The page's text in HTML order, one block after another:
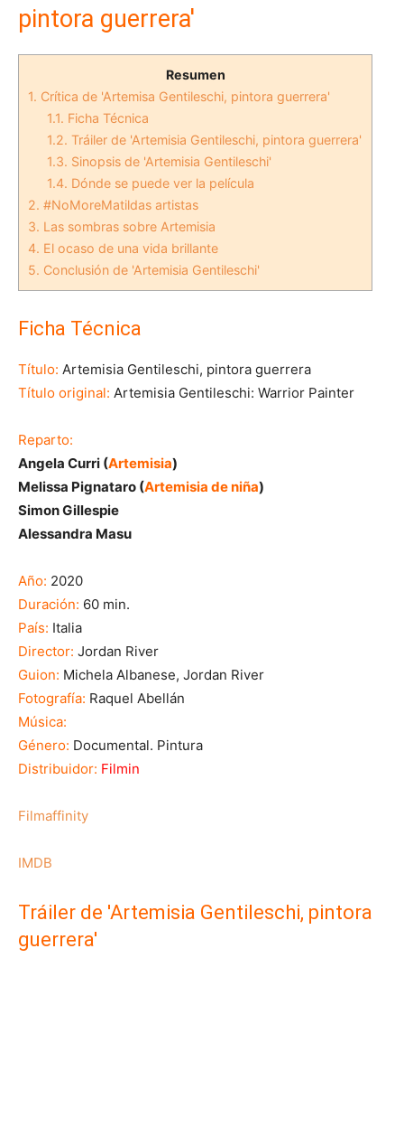
pintora guerrera'
Resumen
1. Crítica de 'Artemisa Gentileschi, pintora guerrera'
1.1. Ficha Técnica
1.2. Tráiler de 'Artemisia Gentileschi, pintora guerrera'
1.3. Sinopsis de 'Artemisia Gentileschi'
1.4. Dónde se puede ver la película
2. #NoMoreMatildas artistas
3. Las sombras sobre Artemisia
4. El ocaso de una vida brillante
5. Conclusión de 'Artemisia Gentileschi'
Ficha Técnica
Título: Artemisia Gentileschi, pintora guerrera
Título original: Artemisia Gentileschi: Warrior Painter
Reparto:
Angela Curri (Artemisia)
Melissa Pignataro (Artemisia de niña)
Simon Gillespie
Alessandra Masu
Año: 2020
Duración: 60 min.
País: Italia
Director: Jordan River
Guion: Michela Albanese, Jordan River
Fotografía: Raquel Abellán
Música:
Género: Documental. Pintura
Distribuidor: Filmin
Filmaffinity
IMDB
Tráiler de 'Artemisia Gentileschi, pintora
guerrera'